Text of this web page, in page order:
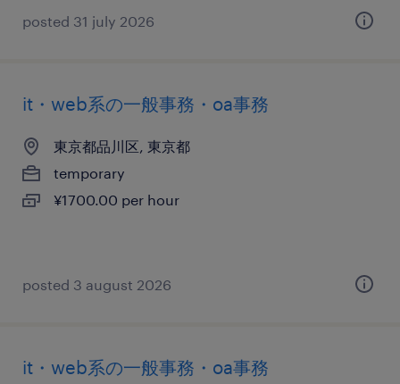
posted 31 july 2026
it・web系の一般事務・oa事務
東京都品川区, 東京都
temporary
¥1700.00 per hour
posted 3 august 2026
it・web系の一般事務・oa事務